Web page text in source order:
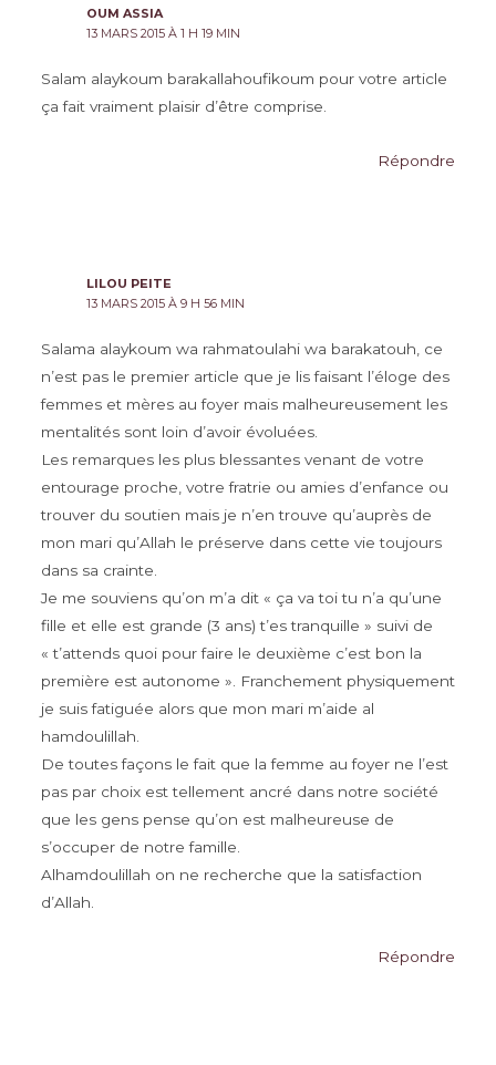
OUM ASSIA
13 MARS 2015 À 1 H 19 MIN
Salam alaykoum barakallahoufikoum pour votre article
ça fait vraiment plaisir d’être comprise.
Répondre
LILOU PEITE
13 MARS 2015 À 9 H 56 MIN
Salama alaykoum wa rahmatoulahi wa barakatouh, ce
n’est pas le premier article que je lis faisant l’éloge des
femmes et mères au foyer mais malheureusement les
mentalités sont loin d’avoir évoluées.
Les remarques les plus blessantes venant de votre
entourage proche, votre fratrie ou amies d’enfance ou
trouver du soutien mais je n’en trouve qu’auprès de
mon mari qu’Allah le préserve dans cette vie toujours
dans sa crainte.
Je me souviens qu’on m’a dit « ça va toi tu n’a qu’une
fille et elle est grande (3 ans) t’es tranquille » suivi de
« t’attends quoi pour faire le deuxième c’est bon la
première est autonome ». Franchement physiquement
je suis fatiguée alors que mon mari m’aide al
hamdoulillah.
De toutes façons le fait que la femme au foyer ne l’est
pas par choix est tellement ancré dans notre société
que les gens pense qu’on est malheureuse de
s’occuper de notre famille.
Alhamdoulillah on ne recherche que la satisfaction
d’Allah.
Répondre